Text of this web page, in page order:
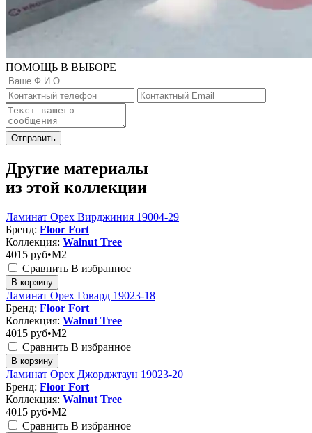
ПОМОЩЬ В ВЫБОРЕ
Отправить
Другие материалы
из этой коллекции
Ламинат Орех Вирджиния 19004-29
Бренд: Floor Fort
Коллекция: Walnut Tree
4015 руб•M2
Сравнить В избранное
В корзину
Ламинат Орех Говард 19023-18
Бренд: Floor Fort
Коллекция: Walnut Tree
4015 руб•M2
Сравнить В избранное
В корзину
Ламинат Орех Джорджтаун 19023-20
Бренд: Floor Fort
Коллекция: Walnut Tree
4015 руб•M2
Сравнить В избранное